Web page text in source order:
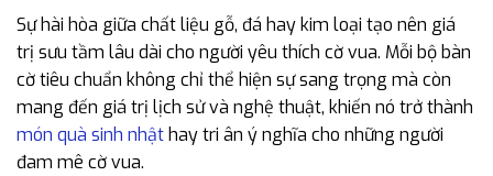
Sự hài hòa giữa chất liệu gỗ, đá hay kim loại tạo nên giá
trị sưu tầm lâu dài cho người yêu thích cờ vua. Mỗi bộ bàn
cờ tiêu chuẩn không chỉ thể hiện sự sang trọng mà còn
mang đến giá trị lịch sử và nghệ thuật, khiến nó trở thành
món quà sinh nhậthay tri ân ý nghĩa cho những người
đam mê cờ vua.